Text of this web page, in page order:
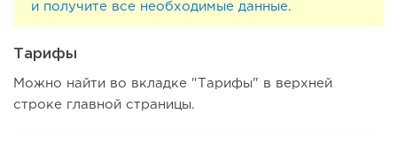
и получите все необходимые данные.
Тарифы
Можно найти во вкладке "Тарифы" в верхней
строке главной страницы.